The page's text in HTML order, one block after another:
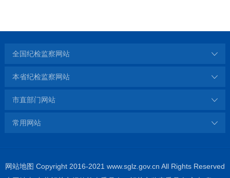
全国纪检监察网站
本省纪检监察网站
市直部门网站
常用网站
网站地图 Copyright 2016-2021 www.sglz.gov.cn All Rights Reserved